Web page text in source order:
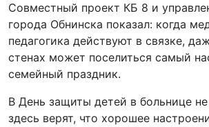
Совместный проект КБ 8 и
города Обнинска показал: когда
педагогика действуют в связке,
стенах может поселиться самый
семейный праздник.
В День защиты детей в больнице
здесь верят, что хорошее